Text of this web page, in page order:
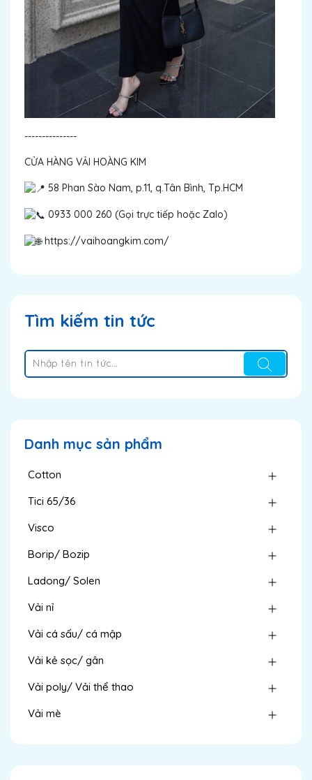
---------------
CỬA HÀNG VẢI HOÀNG KIM
58 Phan Sào Nam, p.11, q.Tân Bình, Tp.HCM
0933 000 260 (Gọi trực tiếp hoặc Zalo)
https://vaihoangkim.com/
Tìm kiếm tin tức
Danh mục sản phẩm
Cotton
Tici 65/36
Visco
Borip/ Bozip
Ladong/ Solen
Vải nỉ
Vải cá sấu/ cá mập
Vải kẻ sọc/ gân
Vải poly/ Vải thể thao
Vải mè